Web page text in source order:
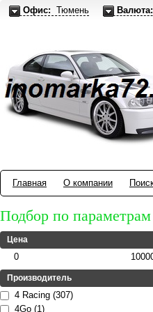
Офис: Тюмень Валюта:
Главная О компании
Подбор по параметрам
Цена
0
Производитель
4 Racing (307)
4Go (1)